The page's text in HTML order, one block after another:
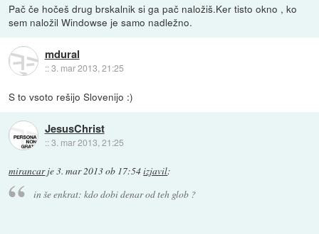
Pač če hočeš drug brskalnik si ga pač naložiš.Ker tisto okno , ko
sem naložil Windowse je samo nadležno.
mdural
::3. mar 2013, 21:25
S to vsoto rešijo Slovenijo :)
JesusChrist
::3. mar 2013, 21:25
mirancarje3. mar 2013 ob 17:54izjavil:
in še enkrat: kdo dobi denar od teh glob ?